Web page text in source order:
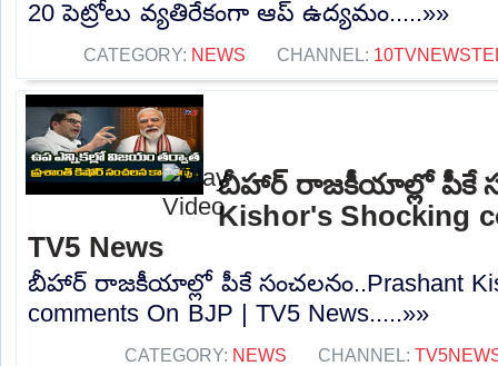
20 పెట్రోలు వ్యతిరేకంగా ఆప్ ఉద్యమం.....»»
CATEGORY: NEWS CHANNEL:
బీహార్ రాజకీయాల్లో పీకే
Kishor's Shocking
TV5 News
బీహార్ రాజకీయాల్లో పీకే సంచలనం..Prashant
comments On BJP | TV5 News.....»»
CATEGORY: NEWS CHANNEL: